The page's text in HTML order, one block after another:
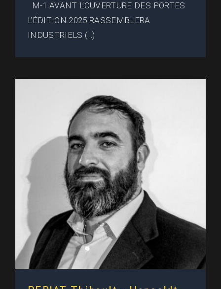
M-1 AVANT L’OUVERTURE DES PORTES
L’ÉDITION 2025 RASSEMBLERA
INDUSTRIELS (...)
PERIAT Thibault • Hensoldt
Nexeya France : Intervenant au
2MF (2025)